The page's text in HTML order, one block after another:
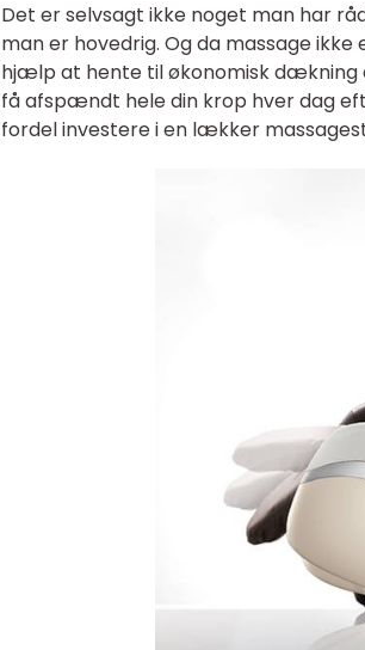
Det er selvsagt ikke noget man har
man er hovedrig. Og da massage
hjælp at hente til økonomisk dækning
få afspændt hele din krop hver dag
fordel investere i en lækker